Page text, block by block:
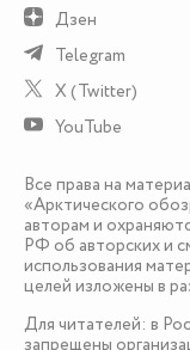
Дзен
Telegram
X (Twitter)
YouTube
Все права на
«Арктического
авторам и
РФ об авторских и
использования
целей изложены в
Для читателей: в
запрещены